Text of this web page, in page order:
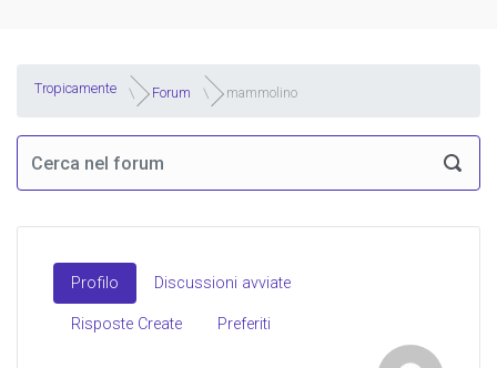
Tropicamente Forum mammolino
Profilo Discussioni avviate
Risposte Create Preferiti